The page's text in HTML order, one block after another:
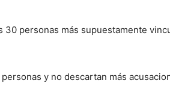
personas más supuestamente
y no descartan más